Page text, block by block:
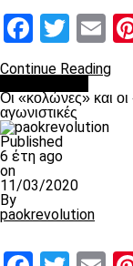
Continue Reading
Οι «κολώνες» και
αγωνιστικές
Published
6 έτη ago
on
11/03/2020
By
paokrevolution